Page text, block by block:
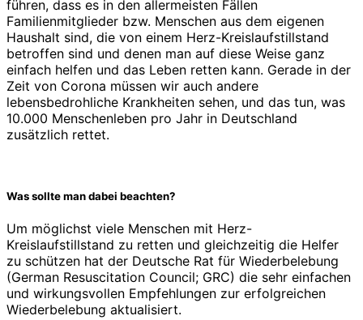
führen, dass es in den allermeisten Fällen
Familienmitglieder bzw. Menschen aus dem eigenen
Haushalt sind, die von einem Herz-Kreislaufstillstand
betroffen sind und denen man auf diese Weise ganz
einfach helfen und das Leben retten kann. Gerade in der
Zeit von Corona müssen wir auch andere
lebensbedrohliche Krankheiten sehen, und das tun, was
10.000 Menschenleben pro Jahr in Deutschland
zusätzlich rettet.
Was sollte man dabei beachten?
Um möglichst viele Menschen mit Herz-
Kreislaufstillstand zu retten und gleichzeitig die ­Helfer
zu schützen hat der Deutsche Rat für Wieder­belebung
(German Resuscitation Council; GRC) die sehr einfachen
und wirkungsvollen Empfehlungen zur erfolgreichen
Wiederbelebung aktualisiert.